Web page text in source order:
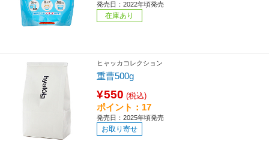
発売日：2022年頃発売
在庫あり
ヒャッカコレクション
重曹500g
¥550 (税込)
ポイント：17
発売日：2025年頃発売
お取り寄せ